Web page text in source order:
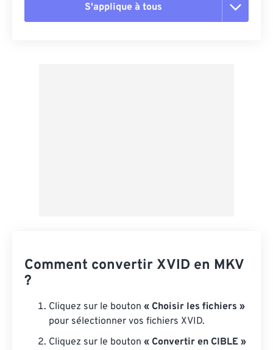
S'applique à tous
Comment convertir XVID en MKV
?
Cliquez sur le bouton « Choisir les fichiers »
pour sélectionner vos fichiers XVID.
Cliquez sur le bouton « Convertir en CIBLE »